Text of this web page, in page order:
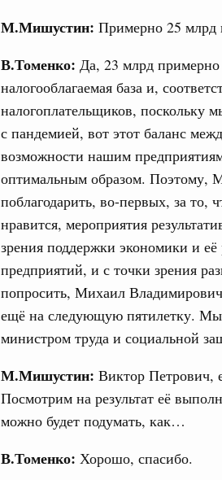
М.Мишустин: Примерно 25 млрд
В.Томенко: Да, 23 млрд
налогооблагаемая база и,
налогоплательщиков, поскольку
с пандемией, вот этот баланс
возможности нашим
оптимальным образом. Поэтому,
поблагодарить, во-первых, за то,
нравится, мероприятия
зрения поддержки экономики и
предприятий, и с точки зрения
попросить, Михаил
ещё на следующую пятилетку. Мы
министром труда и социальной
М.Мишустин: Виктор Петрович,
Посмотрим на результат её
можно будет подумать, как…
В.Томенко: Хорошо, спасибо.